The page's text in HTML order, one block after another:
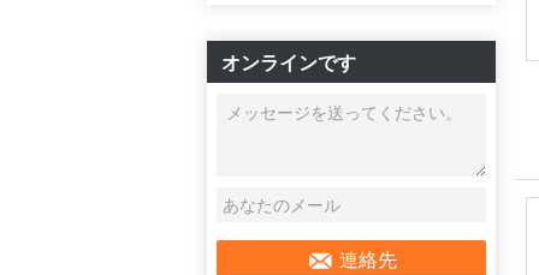
オンラインです
連絡先